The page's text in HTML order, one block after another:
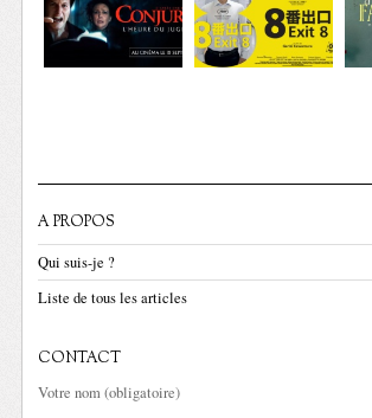
A PROPOS
Qui suis-je ?
Liste de tous les articles
CONTACT
Votre nom (obligatoire)